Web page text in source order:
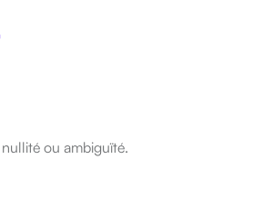
ou ambiguïté.